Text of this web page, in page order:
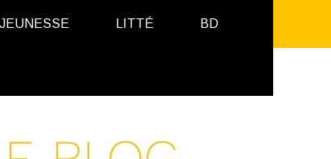
JEUNESSE LITTÉ BD